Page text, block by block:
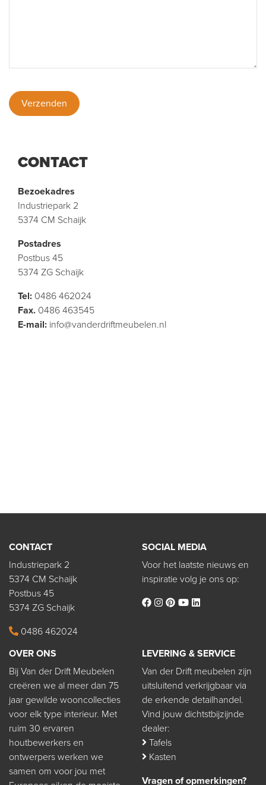
CONTACT
Bezoekadres
Industriepark 2
5374 CM Schaijk
Postadres
Postbus 45
5374 ZG Schaijk
Tel: 0486 462024
Fax. 0486 463545
E-mail: info@vanderdriftmeubelen.nl
CONTACT
Industriepark 2
5374 CM Schaijk
Postbus 45
5374 ZG Schaijk
0486 462024
SOCIAL MEDIA
Voor het laatste nieuws en
inspiratie volg je ons op:
OVER ONS
Bij Van der Drift Meubelen
creëren we al meer dan 75
jaar gewilde wooncollecties
voor elk type interieur. Met
ruim 30 ervaren
houtbewerkers en
ontwerpers werken we
samen om voor jou met
LEVERING & SERVICE
Van der Drift meubelen zijn
uitsluitend verkrijgbaar via
de erkende detailhandel.
Vind jouw dichtstbijzijnde
dealer:
Tafels
Kasten
Vragen of opmerkingen?